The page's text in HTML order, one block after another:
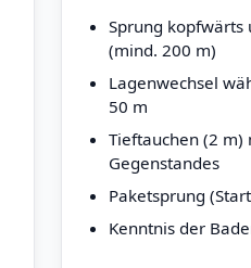
Sprung kopfwärts
(mind. 200 m)
Lagenwechsel
50 m
Tieftauchen (2
Gegenstandes
Paketsprung
Kenntnis der